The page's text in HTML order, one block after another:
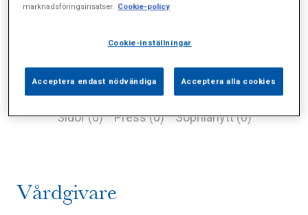
Alla (2) Vårdgivare (1) Specialister (0)
Sidor (0) Press (0) Sophianytt (0)
Vårdgivare
marknadsföringsinsatser. Cookie-policy
Cookie-inställningar
Acceptera endast nödvändiga Acceptera alla cookies